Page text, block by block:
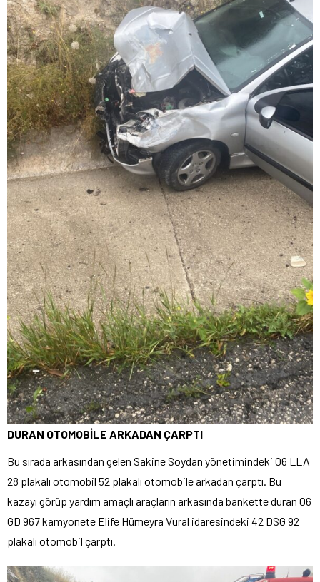
DURAN OTOMOBİLE ARKADAN ÇARPTI
Bu sırada arkasından gelen Sakine Soydan yönetimindeki 06 LLA
28 plakalı otomobil 52 plakalı otomobile arkadan çarptı. Bu
kazayı görüp yardım amaçlı araçların arkasında bankette duran 06
GD 967 kamyonete Elife Hümeyra Vural idaresindeki 42 DSG 92
plakalı otomobil çarptı.